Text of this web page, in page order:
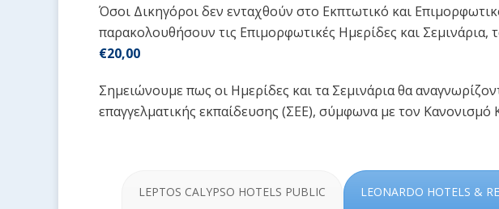
Όσοι Δικηγόροι δεν ενταχθούν στο Εκπτωτικό και
παρακολουθήσουν τις Επιμορφωτικές Ημερίδες και
€20,00
Σημειώνουμε πως οι Ημερίδες και τα Σεμινάρια θα
επαγγελματικής εκπαίδευσης (ΣΕΕ), σύμφωνα με τον Κανονισμό
LEPTOS CALYPSO HOTELS PUBLIC LEONARDO HOTELS &